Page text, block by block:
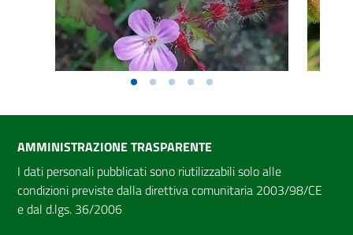
AMMINISTRAZIONE TRASPARENTE
I dati personali pubblicati sono riutilizzabili solo alle
condizioni previste dalla direttiva comunitaria 2003/98/CE
e dal d.lgs. 36/2006